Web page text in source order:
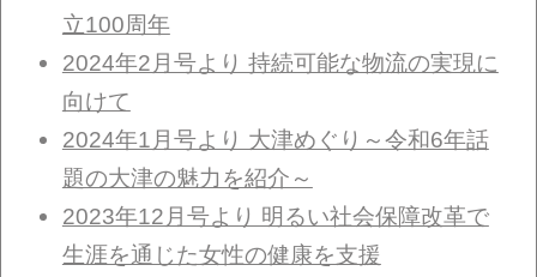
立100周年
2024年2月号より 持続可能な物流の実現に
向けて
2024年1月号より 大津めぐり～令和6年話
題の大津の魅力を紹介～
2023年12月号より 明るい社会保障改革で
生涯を通じた女性の健康を支援